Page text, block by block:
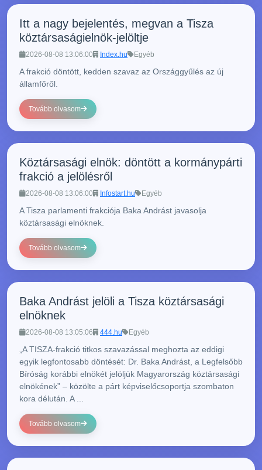
Itt a nagy bejelentés, megvan a Tisza
köztársaságielnök-jelöltje
2026-08-08 13:06:00 Index.hu Egyéb
A frakció döntött, kedden szavaz az Országgyűlés az új
államfőről.
Tovább olvasom
Köztársasági elnök: döntött a kormánypárti
frakció a jelölésről
2026-08-08 13:06:00 Infostart.hu Egyéb
A Tisza parlamenti frakciója Baka Andrást javasolja
köztársasági elnöknek.
Tovább olvasom
Baka Andrást jelöli a Tisza köztársasági
elnöknek
2026-08-08 13:05:06 444.hu Egyéb
„A TISZA-frakció titkos szavazással meghozta az eddigi
egyik legfontosabb döntését: Dr. Baka Andrást, a Legfelsőbb
Bíróság korábbi elnökét jelöljük Magyarország köztársasági
elnökének” – közölte a párt képviselőcsoportja szombaton
kora délután. A ...
Tovább olvasom